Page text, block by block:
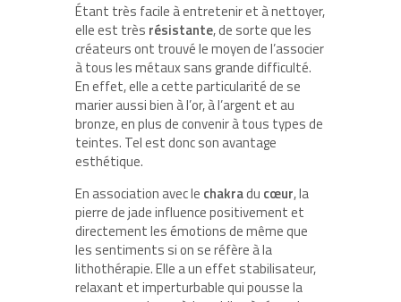
Étant très facile à entretenir et à nettoyer,
elle est très résistante, de sorte que les
créateurs ont trouvé le moyen de l’associer
à tous les métaux sans grande difficulté.
En effet, elle a cette particularité de se
marier aussi bien à l’or, à l’argent et au
bronze, en plus de convenir à tous types de
teintes. Tel est donc son avantage
esthétique.
En association avec le chakradu cœur, la
pierre de jade influence positivement et
directement les émotions de même que
les sentiments si on se réfère à la
lithothérapie. Elle a un effet stabilisateur,
relaxant et imperturbable qui pousse la